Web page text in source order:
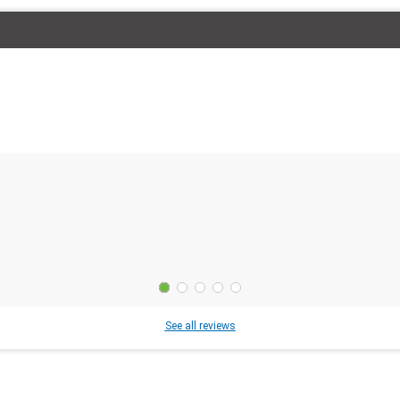
See all reviews